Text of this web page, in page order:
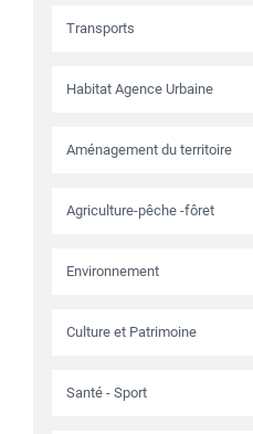
Transports
Habitat Agence Urbaine
Aménagement du territoire
Agriculture-pêche -fôret
Environnement
Culture et Patrimoine
Santé - Sport